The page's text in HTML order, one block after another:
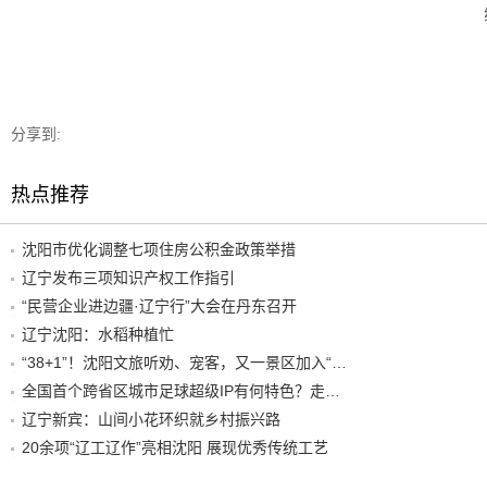
分享到:
热点推荐
沈阳市优化调整七项住房公积金政策举措
辽宁发布三项知识产权工作指引
“民营企业进边疆·辽宁行”大会在丹东召开
辽宁沈阳：水稻种植忙
辽宁新宾：山间小花环织就乡村振兴路
20余项“辽工辽作”亮相沈阳 展现优秀传统工艺